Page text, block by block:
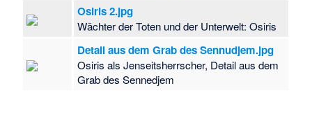
Osiris 2.jpg
Wächter der Toten und der Unterwelt: Osiris
Detail aus dem Grab des Sennudjem.jpg
Osiris als Jenseitsherrscher, Detail aus dem
Grab des Sennedjem